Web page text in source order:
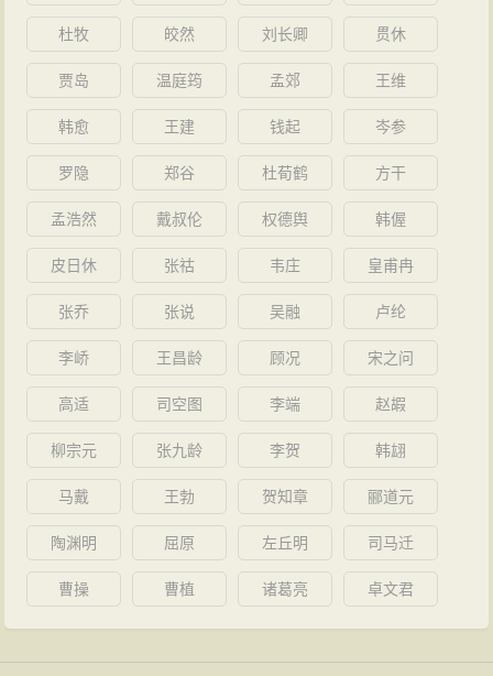
杜牧 皎然 刘长卿 贯休
贾岛 温庭筠 孟郊 王维
韩愈 王建 钱起 岑参
罗隐 郑谷 杜荀鹤 方干
孟浩然 戴叔伦 权德舆 韩偓
皮日休 张祜 韦庄 皇甫冉
张乔 张说 吴融 卢纶
李峤 王昌龄 顾况 宋之问
高适 司空图 李端 赵嘏
柳宗元 张九龄 李贺 韩翃
马戴 王勃 贺知章 郦道元
陶渊明 屈原 左丘明 司马迁
曹操 曹植 诸葛亮 卓文君